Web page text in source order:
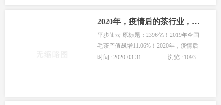
2020年，疫情后的茶行业，不敢奢望增长！
平步仙云 原标题：2396亿！2019年全国
毛茶产值飙增11.06%！2020年，疫情后
的茶行业，不敢奢望增长！
时间 : 2020-03-31 浏览 : 1093